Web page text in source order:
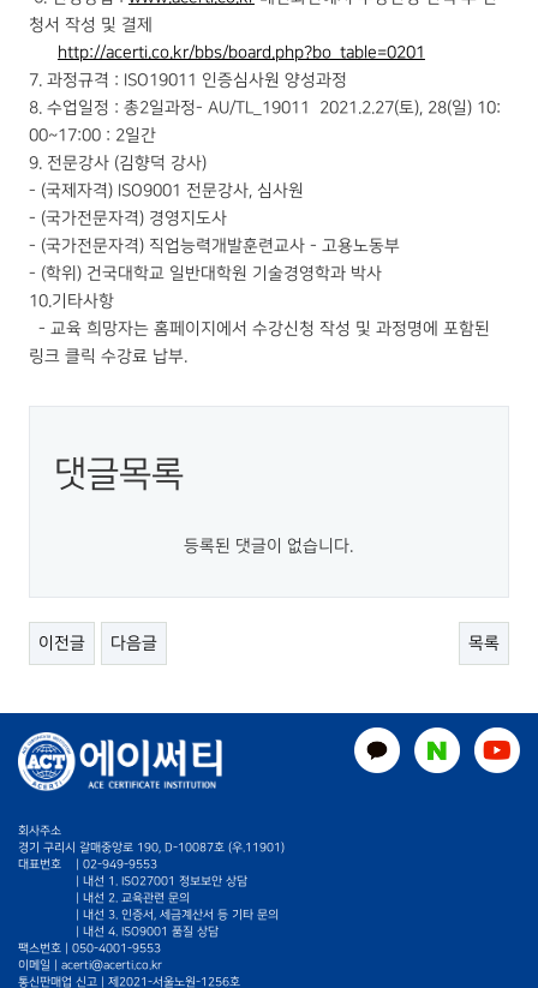
청서 작성 및 결제
http://acerti.co.kr/bbs/board.php?bo_table=0201
7. 과정규격 : ISO19011 인증심사원 양성과정
8. 수업일정 : 총2일과정- AU/TL_19011 2021.2.27(토), 28(일) 10:
00~17:00 : 2일간
9. 전문강사 (김향덕 강사)
- (국제자격) ISO9001 전문강사, 심사원
- (국가전문자격) 경영지도사
- (국가전문자격) 직업능력개발훈련교사 - 고용노동부
- (학위) 건국대학교 일반대학원 기술경영학과 박사
10.기타사항
- 교육 희망자는 홈페이지에서 수강신청 작성 및 과정명에 포함된
링크 클릭 수강료 납부.
댓글목록
등록된 댓글이 없습니다.
이전글 다음글 목록
회사주소
경기 구리시 갈매중앙로 190, D-10087호 (우.11901)
대표번호
02-949-9553
| 내선 1. ISO27001 정보보안 상담
| 내선 2. 교육관련 문의
| 내선 3. 인증서, 세금계산서 등 기타 문의
| 내선 4. ISO9001 품질 상담
팩스번호 | 050-4001-9553
이메일 | acerti@acerti.co.kr
통신판매업 신고 | 제2021-서울노원-1256호